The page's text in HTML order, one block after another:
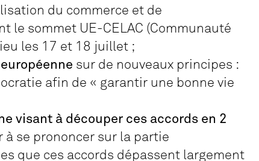
du commerce et de
le sommet UE-CELAC (Communauté
les 17 et 18 juillet ;
sur de nouveaux principes :
afin de « garantir une bonne vie
visant à découper ces accords en 2
à se prononcer sur la partie
que ces accords dépassent largement